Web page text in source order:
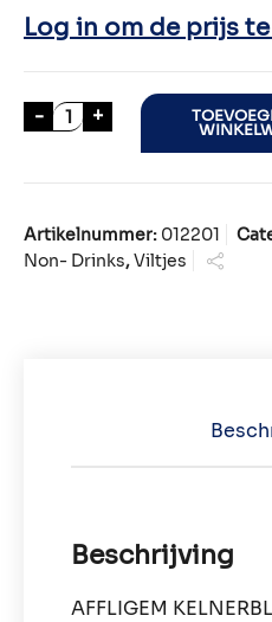
Log in om de prijs
- AFFLIGEM
+
Artikelnummer: 012201
Non- Drinks,Viltjes
Beschrijving
AFFLIGEM